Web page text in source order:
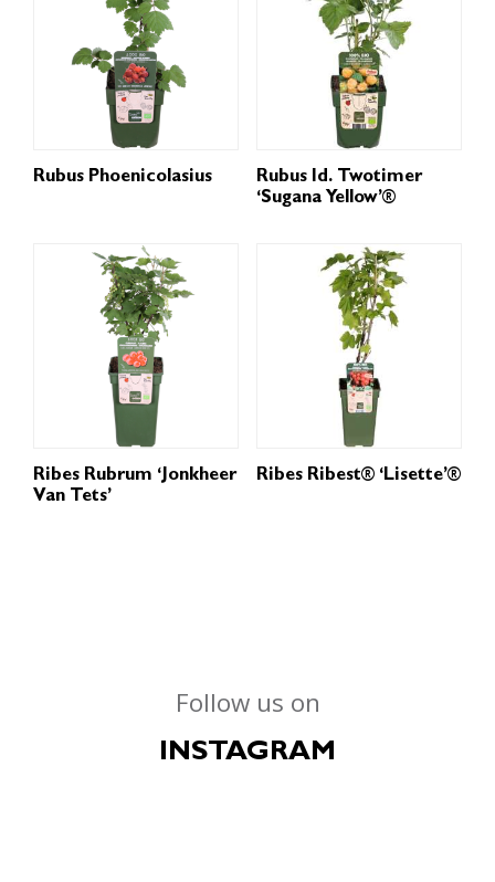
Rubus Phoenicolasius
Rubus Id. Twotimer
‘Sugana Yellow’®
Ribes Rubrum ‘Jonkheer
Van Tets’
Ribes Ribest® ‘Lisette’®
Follow us on
INSTAGRAM